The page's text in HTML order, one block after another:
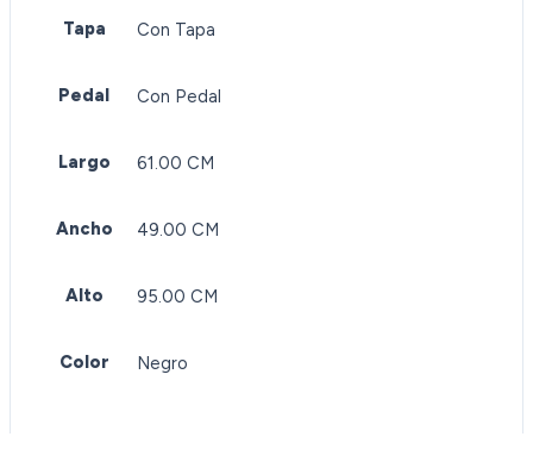
Tapa Con Tapa
Pedal Con Pedal
Largo 61.00 CM
Ancho 49.00 CM
Alto 95.00 CM
Color Negro